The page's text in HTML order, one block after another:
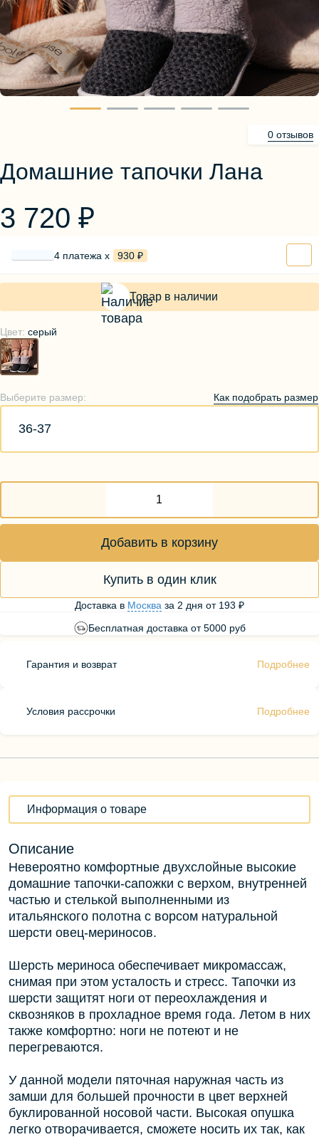
Блузы, толстовки
Пуловеры
Костюмы
Платья
Юбки
Брюки, шорты
Домашние тапочки Лана
0 отзывов
Цвет: серый
Выберите размер: Как подобрать размер
36-37
3 720 ₽
4 платежа х 930 ₽
Товар в наличии
Добавить в корзину
Купить в один клик
Доставка в Москва за 2 дня от 193 ₽
Бесплатная доставка от 5000 руб
Гарантия и возврат Подробнее
Условия рассрочки Подробнее
Информация о товаре
Описание
Невероятно комфортные двухслойные высокие
домашние тапочки-сапожки с верхом, внутренней
частью и стелькой выполненными из
итальянского полотна с ворсом натуральной
шерсти овец-мериносов.
Шерсть мериноса обеспечивает микромассаж,
снимая при этом усталость и стресс. Тапочки из
шерсти защитят ноги от переохлаждения и
сквозняков в прохладное время года. Летом в них
также комфортно: ноги не потеют и не
перегреваются.
У данной модели пяточная наружная часть из
замши для большей прочности в цвет верхней
буклированной носовой части. Высокая опушка
легко отворачивается, сможете носить их так, как